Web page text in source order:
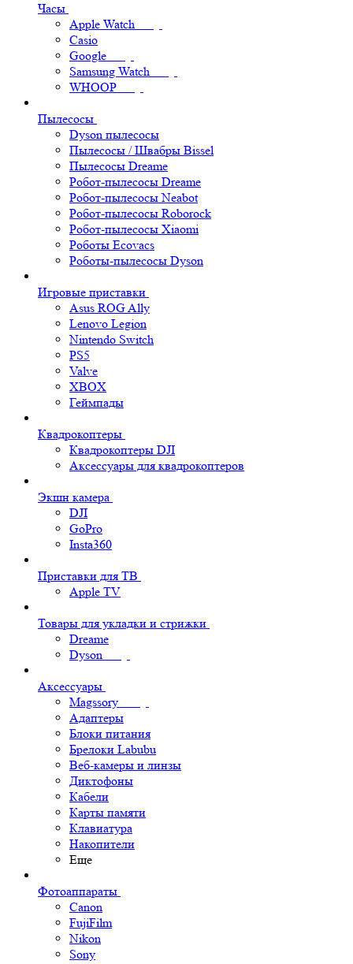
Часы
Apple Watch
Casio
Google
Samsung Watch
WHOOP
Пылесосы
Dyson пылесосы
Пылесосы / Швабры Bissel
Пылесосы Dreame
Робот-пылесосы Dreame
Робот-пылесосы Neabot
Робот-пылесосы Roborock
Робот-пылесосы Xiaomi
Роботы Ecovacs
Роботы-пылесосы Dyson
Игровые приставки
Asus ROG Ally
Lenovo Legion
Nintendo Switch
PS5
Valve
XBOX
Геймпады
Квадрокоптеры
Квадрокоптеры DJI
Аксессуары для квадрокоптеров
Экшн камера
DJI
GoPro
Insta360
Приставки для ТВ
Apple TV
Товары для укладки и стрижки
Dreame
Dyson
Аксессуары
Magssory
Адаптеры
Блоки питания
Брелоки Labubu
Веб-камеры и линзы
Диктофоны
Кабели
Карты памяти
Клавиатура
Накопители
Еще
Фотоаппараты
Canon
FujiFilm
Nikon
Sony